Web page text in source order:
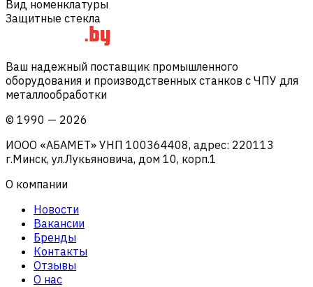
Вид номенклатуры
Защитные стекла
Ваш надежный поставщик промышленного
оборудования и производственных станков с ЧПУ для
металлообработки
© 1990 — 2026
ИООО «АБАМЕТ» УНП 100364408, адрес: 220113
г.Минск, ул.Лукьяновича, дом 10, корп.1
О компании
Новости
Вакансии
Бренды
Контакты
Отзывы
О нас